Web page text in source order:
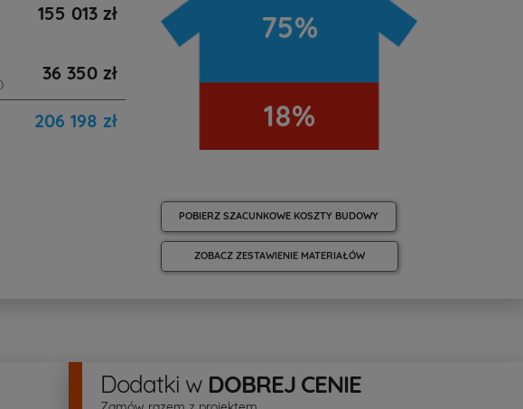
75%
18%
155 013 zł
36 350 zł
206 198 zł
POBIERZ SZACUNKOWE KOSZTY BUDOWY
ZOBACZ ZESTAWIENIE MATERIAŁÓW
Dodatki w DOBREJ CENIE